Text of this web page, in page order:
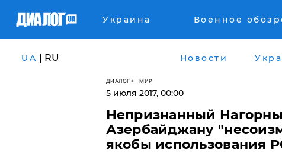
Украина Военное
UA | RU Новости
ДИАЛОГ МИР
5 июля 2017, 00:00
Непризнанный
Азербайджану
якобы использования